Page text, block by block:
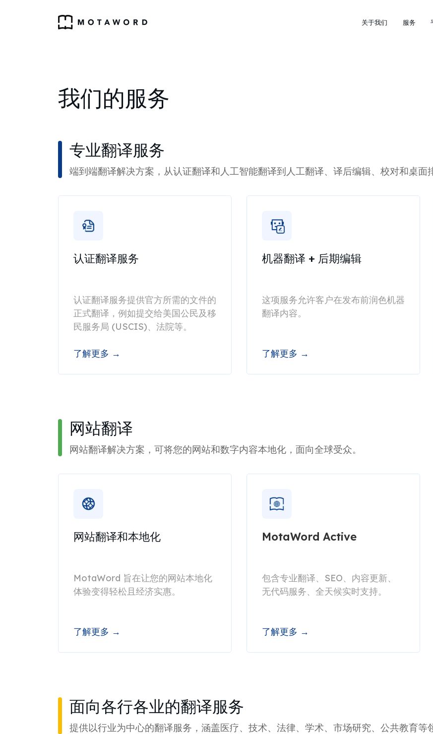
关于我们 服务
我们的服务
专业翻译服务
端到端翻译解决方案，从认证翻译和人工智能翻译到人工翻译、译后编辑、校对和桌面
认证翻译服务
认证翻译服务提供官方所需的文件的
正式翻译，例如提交给美国公民及移
民服务局 (USCIS)、法院等。
了解更多 →
机器翻译 + 后期编辑
这项服务允许客户在发布前润色机器
翻译内容。
了解更多 →
网站翻译
网站翻译解决方案，可将您的网站和数字内容本地化，面向全球受众。
网站翻译和本地化
MotaWord 旨在让您的网站本地化
体验变得轻松且经济实惠。
了解更多 →
MotaWord Active
包含专业翻译、SEO、内容更新、
无代码服务、全天候实时支持。
了解更多 →
面向各行各业的翻译服务
提供以行业为中心的翻译服务，涵盖医疗、技术、法律、学术、市场研究、公共教育等